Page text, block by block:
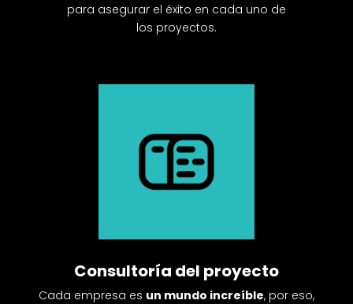
para asegurar el éxito en cada uno de
los proyectos.
Consultoría del proyecto
Cada empresa es un mundo increíble, por eso,